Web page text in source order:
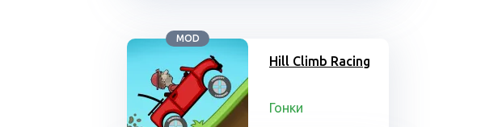
MOD
Hill Climb Racing
Гонки